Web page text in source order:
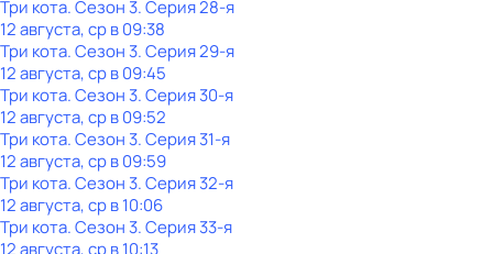
Три кота. Сезон 3. Серия 28-я
12 августа, ср в 09:38
Три кота. Сезон 3. Серия 29-я
12 августа, ср в 09:45
Три кота. Сезон 3. Серия 30-я
12 августа, ср в 09:52
Три кота. Сезон 3. Серия 31-я
12 августа, ср в 09:59
Три кота. Сезон 3. Серия 32-я
12 августа, ср в 10:06
Три кота. Сезон 3. Серия 33-я
12 августа, ср в 10:13